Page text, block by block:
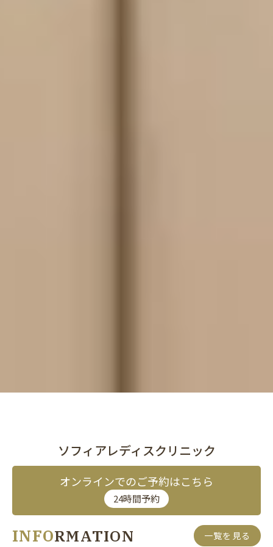
ソフィアレディスクリニック
オンラインでのご予約はこちら
24時間予約
INFORMATION 一覧を見る